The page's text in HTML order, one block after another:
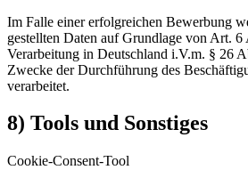
Im Falle einer erfolgreichen Bewerbung
gestellten Daten auf Grundlage von Art.
Verarbeitung in Deutschland i.V.m. § 26
Zwecke der Durchführung des
verarbeitet.
8) Tools und Sonstiges
Cookie-Consent-Tool